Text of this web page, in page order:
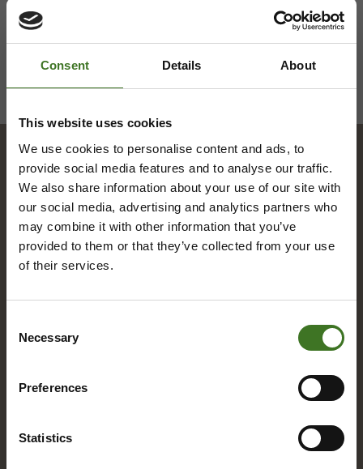
Consent Details About
This website uses cookies
We use cookies to personalise content and ads, to
provide social media features and to analyse our traffic.
We also share information about your use of our site with
our social media, advertising and analytics partners who
may combine it with other information that you’ve
provided to them or that they’ve collected from your use
of their services.
Selection
Necessary
Preferences
Statistics
Hakemisto
A